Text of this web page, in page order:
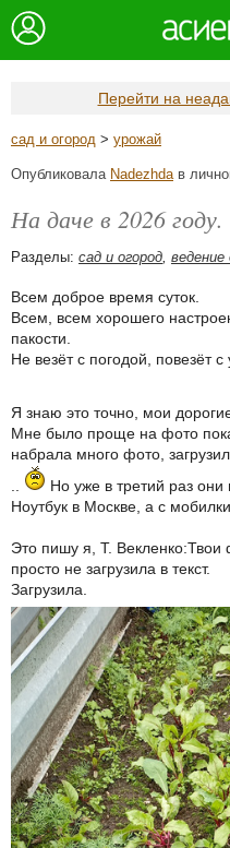
Перейти на
сад и огород > урожай
Опубликовала Nadezhdaв
На даче в 2026 году.
Разделы: сад и огород,
Всем доброе время суток.
Всем, всем хорошего
пакости.
Не везёт с погодой, повезёт
Я знаю это точно, мои
Мне было проще на фото
набрала много фото,
Но уже в третий раз они
Ноутбук в Москве, а с
Это пишу я, Т.
просто не загрузила в текст.
Загрузила.